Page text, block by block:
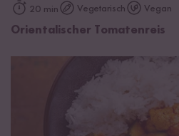
20 min Vegetarisch Vegan
Orientalischer Tomatenreis